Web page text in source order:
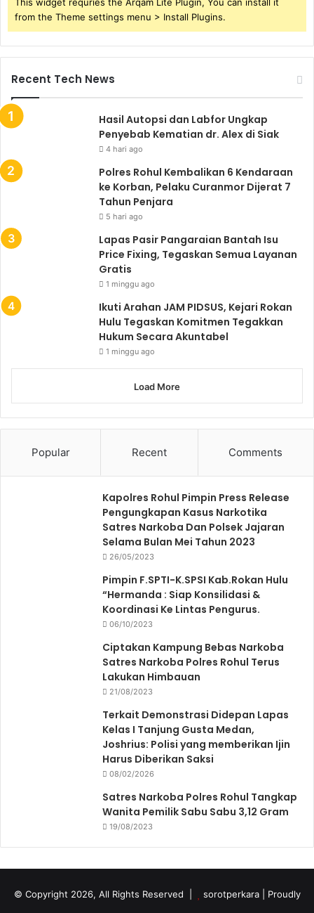
from the Theme settings menu > Install Plugins.
Recent Tech News
Hasil Autopsi dan Labfor Ungkap
Penyebab Kematian dr. Alex di Siak
4 hari ago
Polres Rohul Kembalikan 6 Kendaraan
ke Korban, Pelaku Curanmor Dijerat 7
Tahun Penjara
5 hari ago
Lapas Pasir Pangaraian Bantah Isu
Price Fixing, Tegaskan Semua Layanan
Gratis
1 minggu ago
Ikuti Arahan JAM PIDSUS, Kejari Rokan
Hulu Tegaskan Komitmen Tegakkan
Hukum Secara Akuntabel
1 minggu ago
Load More
Popular Recent Comments
Kapolres Rohul Pimpin Press Release
Pengungkapan Kasus Narkotika
Satres Narkoba Dan Polsek Jajaran
Selama Bulan Mei Tahun 2023
26/05/2023
Pimpin F.SPTI-K.SPSI Kab.Rokan Hulu
“Hermanda : Siap Konsilidasi &
Koordinasi Ke Lintas Pengurus.
06/10/2023
Ciptakan Kampung Bebas Narkoba
Satres Narkoba Polres Rohul Terus
Lakukan Himbauan
21/08/2023
Terkait Demonstrasi Didepan Lapas
Kelas I Tanjung Gusta Medan,
Joshrius: Polisi yang memberikan Ijin
Harus Diberikan Saksi
08/02/2026
Satres Narkoba Polres Rohul Tangkap
Wanita Pemilik Sabu Sabu 3,12 Gram
19/08/2023
© Copyright 2026, All Rights Reserved | sorotperkara
| Proudly